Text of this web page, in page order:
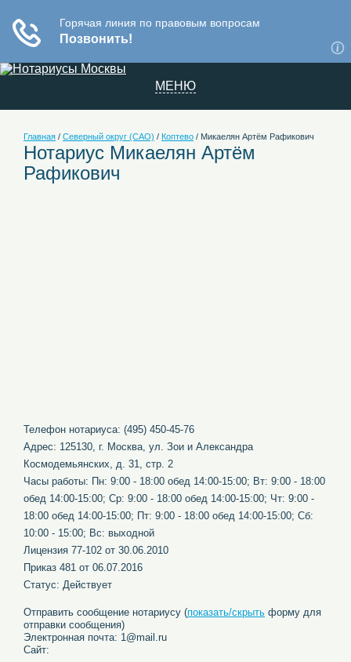
МЕНЮ
Главная / Северный округ (САО) / Коптево / Микаелян Артём Рафикович
Нотариус Микаелян Артём
Рафикович
Телефон нотариуса: (495) 450-45-76
Адрес: 125130, г. Москва, ул. Зои и Александра
Космодемьянских, д. 31, стр. 2
Часы работы: Пн: 9:00 - 18:00 обед 14:00-15:00; Вт: 9:00 - 18:00
обед 14:00-15:00; Ср: 9:00 - 18:00 обед 14:00-15:00; Чт: 9:00 -
18:00 обед 14:00-15:00; Пт: 9:00 - 18:00 обед 14:00-15:00; Сб:
10:00 - 15:00; Вс: выходной
Лицензия 77-102 от 30.06.2010
Приказ 481 от 06.07.2016
Статус: Действует
Отправить сообщение нотариусу (показать/скрыть форму для
отправки сообщения)
Электронная почта: 1@mail.ru
Сайт: